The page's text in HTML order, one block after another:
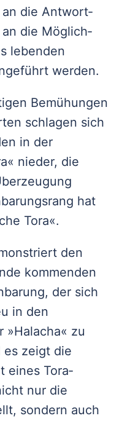
an die Antwort­
an die Möglich­
lebenden
werden.
Be­mühungen
schlagen sich
in der
nieder, die
hat
Tora«.
den
kommenden
der sich
in den
»Halacha« zu
es zeigt die
eines Tora­
nur die
sondern auch